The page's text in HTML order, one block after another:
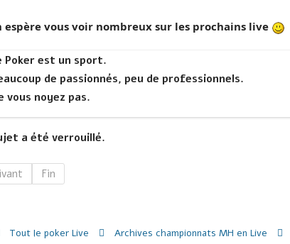
espère vous voir nombreux sur les prochains live
Poker est un sport.
de passionnés, peu de professionnels.
vous noyez pas.
a été verrouillé.
Fin
Tout le poker Live Archives championnats MH en Live